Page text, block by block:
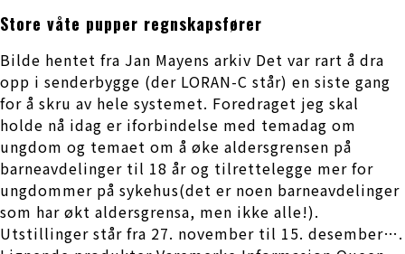
Store våte pupper regnskapsfører
Bilde hentet fra Jan Mayens arkiv Det var rart å dra
opp i senderbygge (der LORAN-C står) en siste gang
for å skru av hele systemet. Foredraget jeg skal
holde nå idag er iforbindelse med temadag om
ungdom og temaet om å øke aldersgrensen på
barneavdelinger til 18 år og tilrettelegge mer for
ungdommer på sykehus(det er noen barneavdelinger
som har økt aldersgrensa, men ikke alle!).
Utstillinger står fra 27. november til 15. desember….